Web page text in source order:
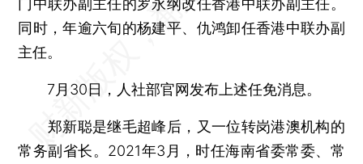
门中联办副主任的罗永纲改任香港中联办副主任。
同时，年逾六旬的杨建平、仇鸿卸任香港中联办副
主任。
7月30日，人社部官网发布上述任免消息。
郑新聪是继毛超峰后，又一位转岗港澳机构的
常务副省长。2021年3月，时任海南省委常委、常